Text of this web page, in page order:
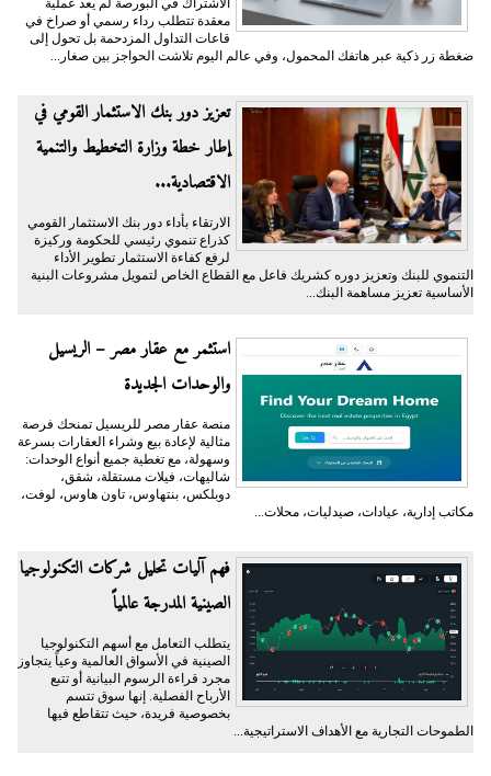
معقدة تتطلب رداء رسمي أو صراخ في
قاعات التداول المزدحمة بل تحول إلى
ضغطة زر ذكية عبر هاتفك المحمول، وفي عالم اليوم تلاشت الحواجز بين صغار...
تعزيز دور بنك الاستثمار القومي في
إطار خطة وزارة التخطيط والتنمية
الاقتصادية...
الارتقاء بأداء دور بنك الاستثمار القومي
كذراع تنموي رئيسي للحكومة وركيزة
لرفع كفاءة الاستثمار تطوير الأداء
التنموي للبنك وتعزيز دوره كشريك فاعل مع القطاع الخاص لتمويل مشروعات البنية
الأساسية تعزيز مساهمة البنك...
استثمر مع عقار مصر – الريسيل
والوحدات الجديدة
منصة عقار مصر للريسيل تمنحك فرصة
مثالية لإعادة بيع وشراء العقارات بسرعة
وسهولة، مع تغطية جميع أنواع الوحدات:
شاليهات، فيلات مستقلة، شقق،
دوبلكس، بنتهاوس، تاون هاوس، لوفت،
مكاتب إدارية، عيادات، صيدليات، محلات...
فهم آليات تحليل شركات التكنولوجيا
الصينية المدرجة عالمياً
يتطلب التعامل مع أسهم التكنولوجيا
الصينية في الأسواق العالمية وعياً يتجاوز
مجرد قراءة الرسوم البيانية أو تتبع
الأرباح الفصلية. إنها سوق تتسم
بخصوصية فريدة، حيث تتقاطع فيها
الطموحات التجارية مع الأهداف الاستراتيجية...